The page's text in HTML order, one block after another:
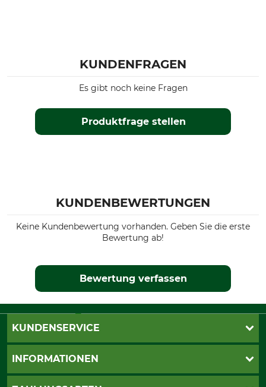
KUNDENFRAGEN
Produktfrage stellen
Es gibt noch keine Fragen
KUNDENBEWERTUNGEN
Keine Kundenbewertung vorhanden. Geben Sie die erste
Bewertung ab!
Bewertung verfassen
KUNDENSERVICE
Live-Shopping
INFORMATIONEN